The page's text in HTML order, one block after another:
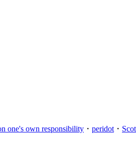
one's own responsibility ・ peridot ・